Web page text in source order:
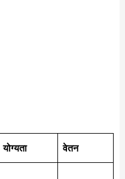
योग्यता वेतन